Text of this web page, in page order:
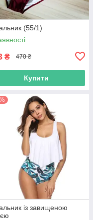
(55/1)
₴ 470 ₴
Купити
із завищеною